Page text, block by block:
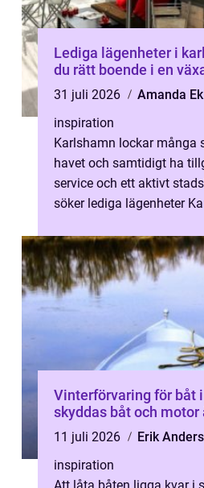
Lediga lägenheter i
du rätt boende i en
31 juli 2026
Amanda
inspiration
Karlshamn lockar många
havet och samtidigt ha
service och ett aktivt
söker lediga lägenheter
Vinterförvaring för båt
skyddas båt och motor
11 juli 2026
Erik
inspiration